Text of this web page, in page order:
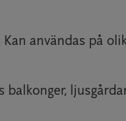
användas på